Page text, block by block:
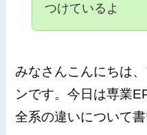
つけているよ
みなさんこんにちは
ンです。今日は専業
全系の違いについて書